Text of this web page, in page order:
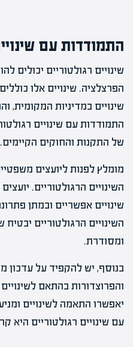
התמודדות עם
שינויים רגולטוריים יכולים
הפרצלציה. שינויים אלו
שינויים במדיניות המקומית,
התמודדות עם שינויים
של התקנות והחוקים הקיימים.
מומלץ לפנות ליועצים
השינויים הרגולטוריים.
שינויים אפשריים ובמתן
השינויים הרגולטוריים
ומסודרת.
בנוסף, יש להקפיד על עדכון
והפרוצדורות בהתאם
יאפשרו התאמה לשינויים
עם שינויים רגולטוריים היא